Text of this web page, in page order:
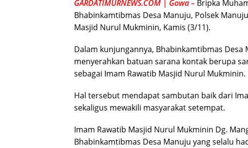
GARDATIMURNEWS.COM | Gowa – Bripka
Bhabinkamtibmas Desa Manuju, Polsek
Masjid Nurul Mukminin, Kamis (3/11).
Dalam kunjungannya, Bhabinkamtibmas Desa
menyerahkan batuan sarana kontak berupa
sebagai Imam Rawatib Masjid Nurul Mukminin.
Hal tersebut mendapat sambutan baik dari
sekaligus mewakili masyarakat setempat.
Imam Rawatib Masjid Nurul Mukminin Dg.
Bhabinkamtibmas Desa Manuju yang selalu